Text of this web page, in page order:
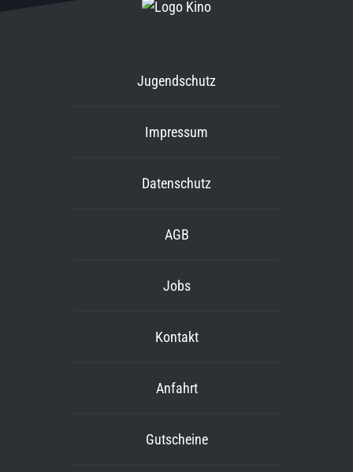
Jugendschutz
Impressum
Datenschutz
AGB
Jobs
Kontakt
Anfahrt
Gutscheine